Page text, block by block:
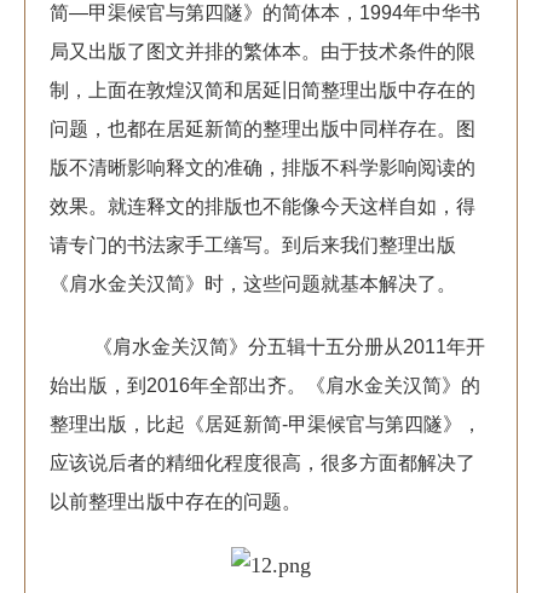
简—甲渠候官与第四隧》的简体本，1994年中华书
局又出版了图文并排的繁体本。由于技术条件的限
制，上面在敦煌汉简和居延旧简整理出版中存在的
问题，也都在居延新简的整理出版中同样存在。图
版不清晰影响释文的准确，排版不科学影响阅读的
效果。就连释文的排版也不能像今天这样自如，得
请专门的书法家手工缮写。到后来我们整理出版
《肩水金关汉简》时，这些问题就基本解决了。
《肩水金关汉简》分五辑十五分册从2011年开
始出版，到2016年全部出齐。《肩水金关汉简》的
整理出版，比起《居延新简-甲渠候官与第四隧》，
应该说后者的精细化程度很高，很多方面都解决了
以前整理出版中存在的问题。